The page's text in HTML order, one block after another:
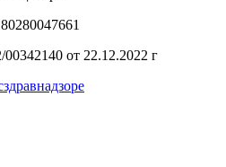
от 22.12.2022 г